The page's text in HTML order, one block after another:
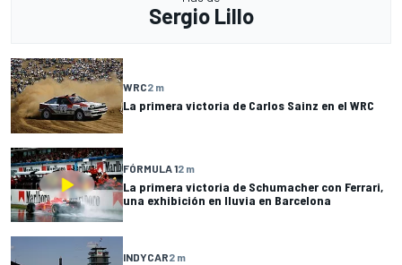
Sergio Lillo
WRC2 m
La primera victoria de Carlos Sainz en el WRC
FÓRMULA 12 m
La primera victoria de Schumacher con Ferrari,
una exhibición en lluvia en Barcelona
INDYCAR2 m